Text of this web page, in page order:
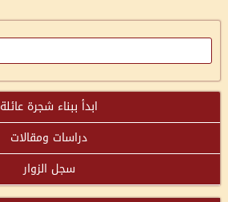
ابدأ ببناء شجرة عائلة
دراسات ومقالات
سجل الزوار